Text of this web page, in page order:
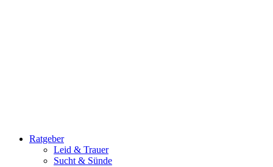
Ratgeber
Leid & Trauer
Sucht & Sünde